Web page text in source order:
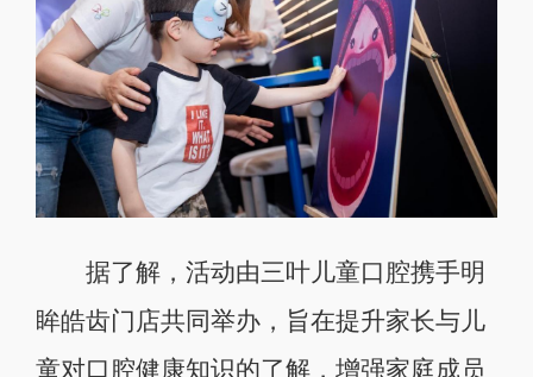
据了解，活动由三叶儿童口腔携手明
眸皓齿门店共同举办，旨在提升家长与儿
童对口腔健康知识的了解，增强家庭成员